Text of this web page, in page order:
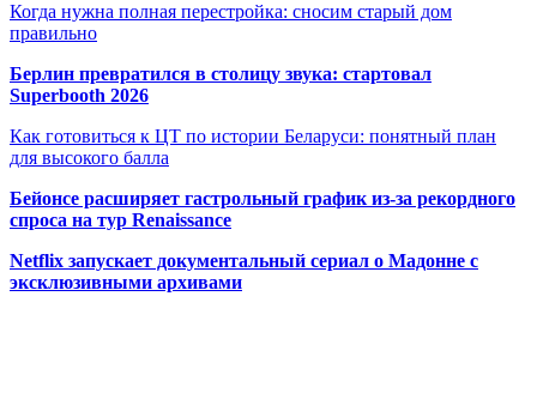
Когда нужна полная перестройка: сносим старый дом
правильно
Берлин превратился в столицу звука: стартовал
Superbooth 2026
Как готовиться к ЦТ по истории Беларуси: понятный план
для высокого балла
Бейонсе расширяет гастрольный график из-за рекордного
спроса на тур Renaissance
Netflix запускает документальный сериал о Мадонне с
эксклюзивными архивами